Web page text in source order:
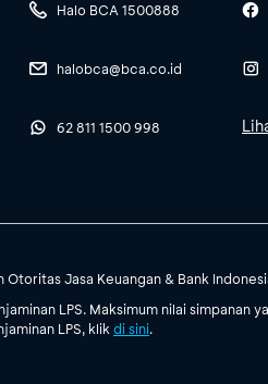
Halo BCA 1500888
halobca@bca.co.id
62 811 1500 998
Jasa Keuangan & Bank
LPS. Maksimum nilai simpanan
LPS, klik di sini.